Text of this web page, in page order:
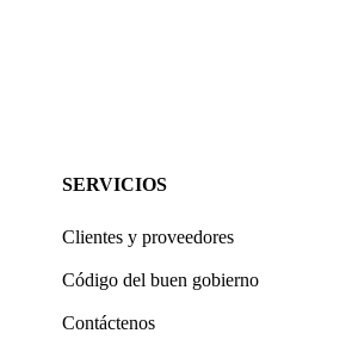
SERVICIOS
Clientes y proveedores
Código del buen gobierno
Contáctenos